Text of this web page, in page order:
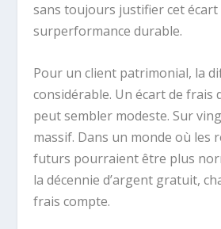
sans toujours justifier cet
surperformance durable.
Pour un client patrimonial, la
considérable. Un écart de frais
peut sembler modeste. Sur
massif. Dans un monde où les
futurs pourraient être plus
la décennie d’argent gratuit,
frais compte.